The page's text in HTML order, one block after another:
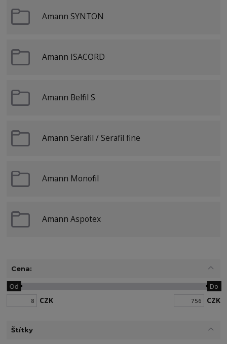
Amann SYNTON
Amann ISACORD
Amann Belfil S
Amann Serafil / Serafil fine
Amann Monofil
Amann Aspotex
Cena:
CZK
Od Do
CZK
Štítky